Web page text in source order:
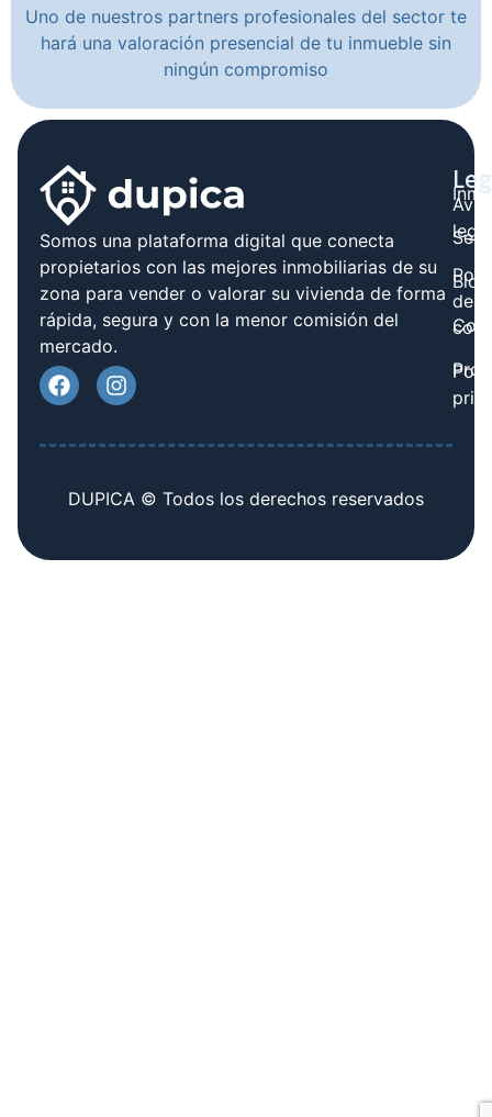
Uno de nuestros partners profesionales del sector te
hará una valoración presencial de tu inmueble sin
ningún compromiso
Somos una plataforma digital que conecta
propietarios con las mejores inmobiliarias de su
zona para vender o valorar su vivienda de forma
rápida, segura y con la menor comisión del
mercado.
Blog
legal
de
DUPICA © Todos los derechos reservados